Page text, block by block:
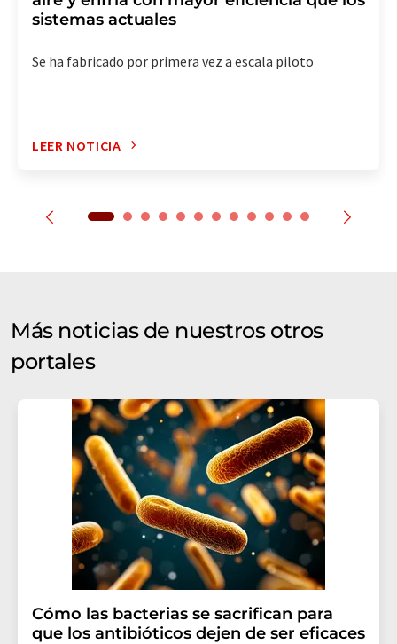
sistemas actuales
Se ha fabricado por primera vez a escala piloto
LEER NOTICIA
Más noticias de nuestros otros
portales
Cómo las bacterias se sacrifican para
que los antibióticos dejen de ser eficaces